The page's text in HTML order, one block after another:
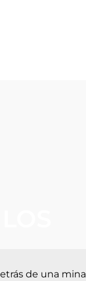
de una mina